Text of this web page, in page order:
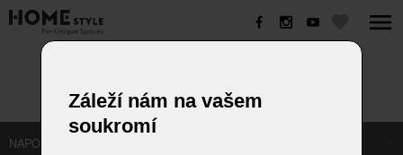
NAPOSLEDY NAVŠTÍVENÉ ODKAZY
Záleží nám na vašem
soukromí